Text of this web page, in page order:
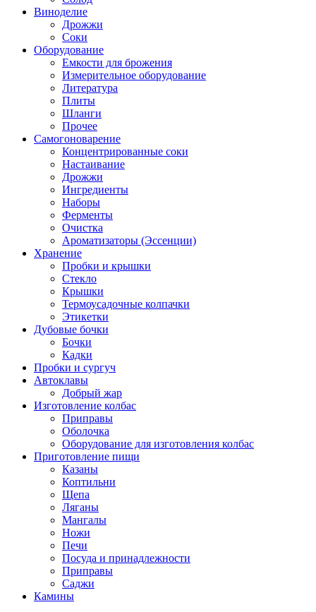
Виноделие
Дрожжи
Соки
Оборудование
Емкости для брожения
Измерительное оборудование
Литература
Плиты
Шланги
Прочее
Самогоноварение
Концентрированные соки
Настаивание
Дрожжи
Ингредиенты
Наборы
Ферменты
Очистка
Ароматизаторы (Эссенции)
Хранение
Пробки и крышки
Стекло
Крышки
Термоусадочные колпачки
Этикетки
Дубовые бочки
Бочки
Кадки
Пробки и сургуч
Автоклавы
Добрый жар
Изготовление колбас
Приправы
Оболочка
Оборудование для изготовления колбас
Приготовление пищи
Казаны
Коптильни
Щепа
Ляганы
Мангалы
Ножи
Печи
Посуда и принадлежности
Приправы
Саджи
Камины